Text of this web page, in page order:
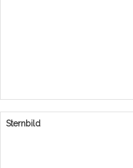
Sternbild